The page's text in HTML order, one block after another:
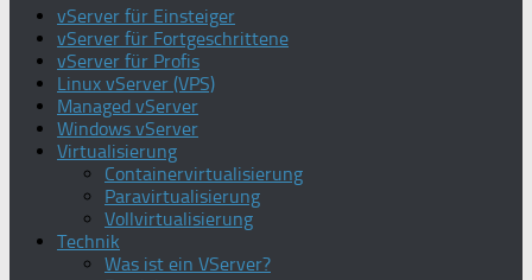
vServer für Einsteiger
vServer für Fortgeschrittene
vServer für Profis
Linux vServer (VPS)
Managed vServer
Windows vServer
Virtualisierung
Containervirtualisierung
Paravirtualisierung
Vollvirtualisierung
Technik
Was ist ein VServer?